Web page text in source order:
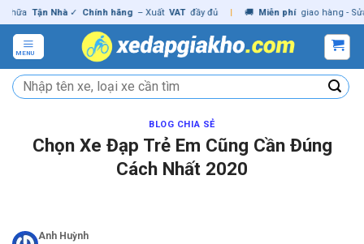
Skip
to
content
Tận Nhà ✓ Chính hãng – Xuất VAT đầy đủ | 🚚 Miễn phí giao hàng - Sửa
MENU
Tìm
kiếm:
BLOG CHIA SẺ
Chọn Xe Đạp Trẻ Em Cũng Cần Đúng
Cách Nhất 2020
Anh Huỳnh